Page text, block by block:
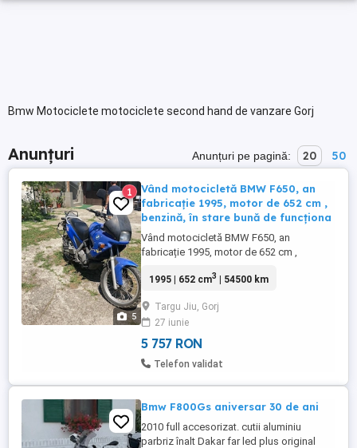
Bmw Motociclete motociclete second hand de vanzare Gorj
Anunțuri Anunțuri pe pagină: 20 50
5
1
Vând motocicletă BMW F650, an
fabricație 1995, motor de 652 cm ,
benzină, în stare bună de funcționa
Vând motocicletă BMW F650, an
fabricație 1995, motor de 652 cm ,
Motocicleta este cunoscută pentru
zilnică sau drumuri mai lungi. Detalii:
Motor: 652 cm , monocilindru Putere: 48
CP (35 kW) Pornire ușoară, funcționează ...
1995 | 652 cm3 | 54500 km
Targu Jiu, Gorj
27 iunie
5 757 RON
Telefon validat
Bmw F800Gs aniversar 30 de ani
2010 full accesorizat. cutii aluminiu
parbriz înalt Dakar far led plus original